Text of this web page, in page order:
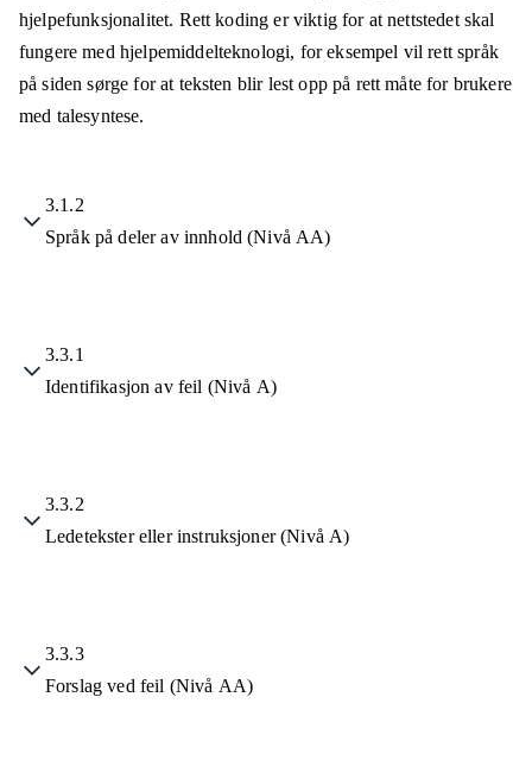
hjelpefunksjonalitet. Rett koding er viktig for at nettstedet skal
fungere med hjelpemiddelteknologi, for eksempel vil rett språk
på siden sørge for at teksten blir lest opp på rett måte for brukere
med talesyntese.
3.1.2
Språk på deler av innhold (Nivå AA)
3.3.1
Identifikasjon av feil (Nivå A)
3.3.2
Ledetekster eller instruksjoner (Nivå A)
3.3.3
Forslag ved feil (Nivå AA)